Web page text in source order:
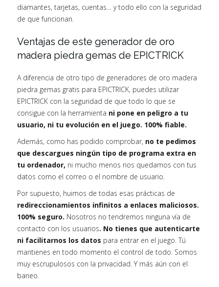
diamantes, tarjetas, cuentas… y todo ello con la seguridad
de que funcionan.
Ventajas de este generador de oro
madera piedra gemas de EPICTRICK
A diferencia de otro tipo de generadores de oro madera
piedra gemas gratis para EPICTRICK, puedes utilizar
EPICTRICK con la seguridad de que todo lo que se
consigue con la herramienta ni pone en peligro a tu
usuario, ni tu evolución en el juego. 100% fiable.
Además, como has podido comprobar, no te pedimos
que descargues ningún tipo de programa extra en
tu ordenador, ni mucho menos nos quedamos con tus
datos como el correo o el nombre de usuario.
Por supuesto, huimos de todas esas prácticas de
redireccionamientos infinitos a enlaces maliciosos.
100% seguro. Nosotros no tendremos ninguna vía de
contacto con los usuarios. No tienes que autenticarte
ni facilitarnos los datos para entrar en el juego. Tú
mantienes en todo momento el control de todo. Somos
muy escrupulosos con la privacidad. Y más aún con el
baneo.